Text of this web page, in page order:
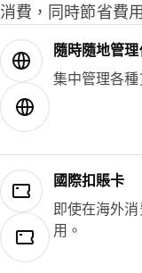
消費，同時節省費
隨時隨地管
集中管理各
國際扣賬卡
即使在海外
用。